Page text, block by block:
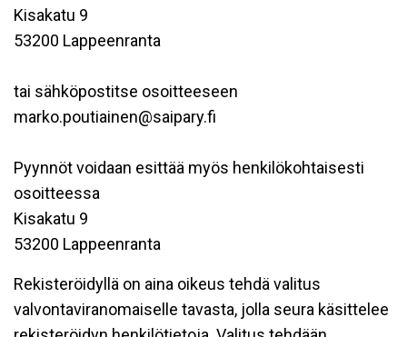
Kisakatu 9
53200 Lappeenranta
tai sähköpostitse osoitteeseen
marko.poutiainen@saipary.fi
Pyynnöt voidaan esittää myös henkilökohtaisesti
osoitteessa
Kisakatu 9
53200 Lappeenranta
Rekisteröidyllä on aina oikeus tehdä valitus
valvontaviranomaiselle tavasta, jolla seura käsittelee